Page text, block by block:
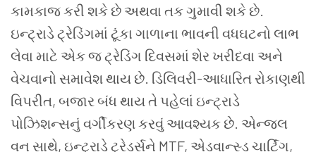
કામકાજકરી શકે છે અથવા તકગુમાવી શકે છે.
ઇન્ટ્રાડે ટ્રેડિંગમાં ટૂંકા ગાળાના ભાવની વધઘટનો લાભ
લેવા માટે એક જ ટ્રેડિંગ દિવસમાં શેર ખરીદવા અને
વેચવાનો સમાવેશ થાય છે. ડિલિવરી-આધારિત રોકાણથી
વિપરીત, બજાર બંધ થાય તે પહેલાં ઇન્ટ્રાડે
પોઝિશન્સનું વર્ગીકરણ કરવું આવશ્યક છે. એન્જલ
વન સાથે, ઇન્ટ્રાડે ટ્રેડર્સને MTF, એડવાન્સ્ડ ચાર્ટિંગ,